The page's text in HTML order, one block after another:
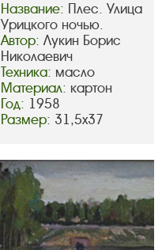
Название: Плес. Улица
Урицкого ночью.
Автор: Лукин Борис
Николаевич
Техника: масло
Материал: картон
Год: 1958
Размер: 31,5х37